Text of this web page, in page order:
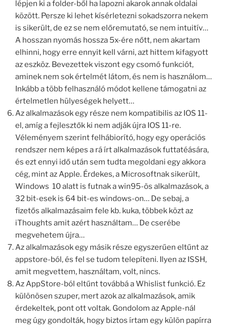
lépjen ki a folder-ből ha lapozni akarok annak oldalai
között. Persze ki lehet kísérletezni sokadszorra nekem
is sikerült, de ez se nem előremutató, se nem intuitív…
A hosszan nyomás hossza 5x-ére nőtt, nem akartam
elhinni, hogy erre ennyit kell várni, azt hittem kifagyott
az eszköz. Bevezettek viszont egy csomó funkciót,
aminek nem sok értelmét látom, és nem is használom…
Inkább a több felhasználó módot kellene támogatni az
értelmetlen hülyeségek helyett…
Az alkalmazások egy része nem kompatibilis az IOS 11-
el, amíg a fejlesztők ki nem adják újra IOS 11-re.
Véleményem szerint felhábiorító, hogy egy operációs
rendszer nem képes a rá írt alkalmazások futtatéására,
és ezt ennyi idő után sem tudta megoldani egy akkora
cég, mint az Apple. Érdekes, a Microsoftnak sikerült,
Windows 10 alatt is futnak a win95-ös alkalmazások, a
32 bit-esek is 64 bit-es windows-on… De sebaj, a
fizetős alkalmazásaim fele kb. kuka, többek közt az
iThoughts amit azért használtam… De cserébe
megvehetem újra…
Az alkalmazások egy másik része egyszerűen eltűnt az
appstore-ból, és fel se tudom telepíteni. Ilyen az ISSH,
amit megvettem, használtam, volt, nincs.
Az AppStore-ból eltűnt továbbá a Whislist funkció. Ez
különösen szuper, mert azok az alkalmazások, amik
érdekeltek, pont ott voltak. Gondolom az Apple-nál
meg úgy gondolták, hogy biztos írtam egy külön papírra